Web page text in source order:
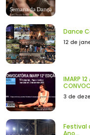
Dance
12 de
IMARP
3 de
Festival